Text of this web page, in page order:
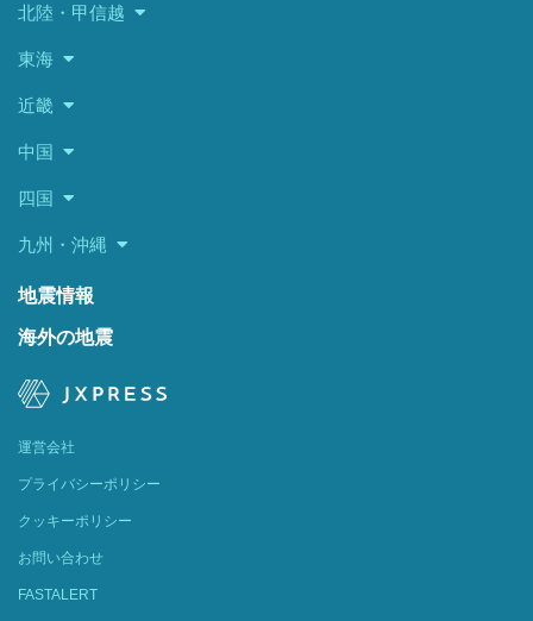
北陸・甲信越
東海
近畿
中国
四国
九州・沖縄
地震情報
海外の地震
運営会社
プライバシーポリシー
クッキーポリシー
お問い合わせ
FASTALERT